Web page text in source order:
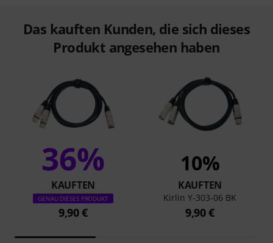
Das kauften Kunden, die sich dieses
Produkt angesehen haben
36%
KAUFTEN
GENAU DIESES PRODUKT
9,90 €
10%
KAUFTEN
Kirlin Y-303-06 BK
9,90 €